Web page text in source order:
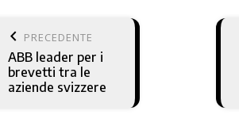
keyboard_arrow_left PRECEDENTE
ABB leader per i
brevetti tra le
aziende svizzere